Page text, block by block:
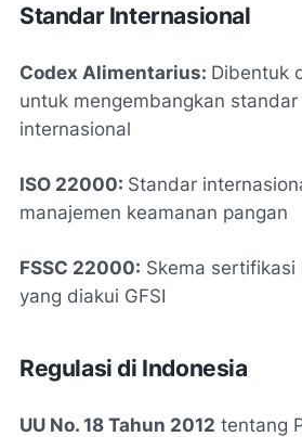
Standar Internasional
Codex Alimentarius: Dibentuk
untuk mengembangkan standar
internasional
ISO 22000: Standar
manajemen keamanan pangan
FSSC 22000: Skema sertifikasi
yang diakui GFSI
Regulasi di Indonesia
UU No. 18 Tahun 2012 tentang